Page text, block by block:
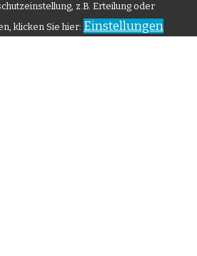
z.B. Erteilung oder
klicken Sie hier: Einstellungen